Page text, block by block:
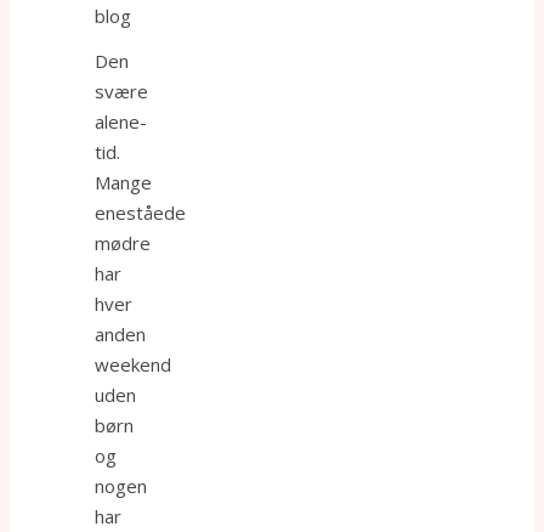
Den
svære
alene-
tid.
Mange
eneståede
mødre
har
hver
anden
weekend
uden
børn
og
nogen
har